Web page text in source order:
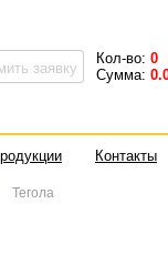
заявку Кол-во:0
Сумма:
Контакты
Тегола